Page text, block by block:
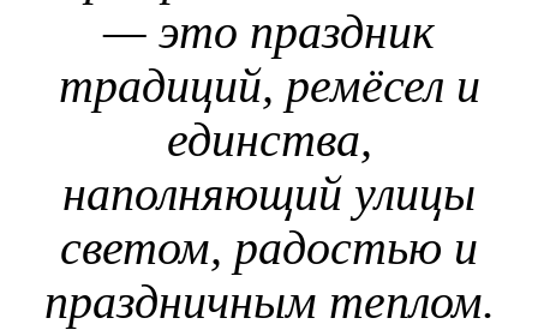
— это праздник
традиций, ремёсел и
единства,
наполняющий улицы
светом, радостью и
праздничным теплом.